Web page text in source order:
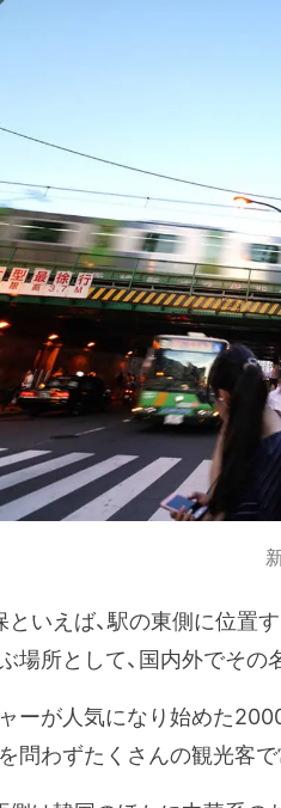
といえば、駅の東側に位置
場所として、国内外でその
ーが人気になり始めた
問わずたくさんの観光客で